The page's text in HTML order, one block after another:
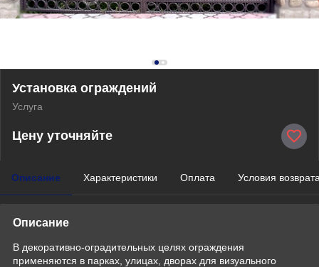
Установка ограждений
Услуга
Цену уточняйте
Описание Характеристики Оплата Условия
Описание
В декоративно-оградительных целях ограждения
применяются в парках, улицах, дворах для визуального